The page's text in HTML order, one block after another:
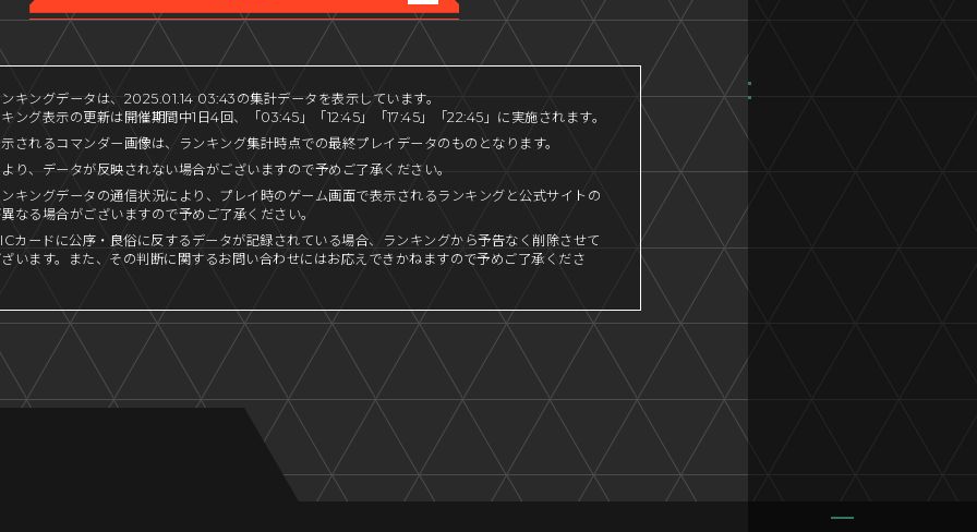
キングデータは、2025.01.14 03:43の集計データを表示しています。
ング表示の更新は開催期間中1日4回、「03:45」「12:45」「17:45」「22:45」に実施されます。
されるコマンダー画像は、ランキング集計時点での最終プレイデータのものとなります。
り、データが反映されない場合がございますので予めご了承ください。
キングデータの通信状況により、プレイ時のゲーム画面で表示されるランキングと公式サイトの
なる場合がございますので予めご了承ください。
カードに公序・良俗に反するデータが記録されている場合、ランキングから予告なく削除させて
います。また、その判断に関するお問い合わせにはお応えできかねますので予めご了承くださ